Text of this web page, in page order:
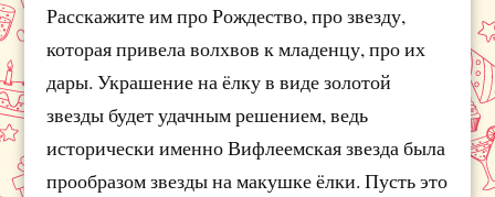
Расскажите им про Рождество, про звезду,
которая привела волхвов к младенцу, про их
дары. Украшение на ёлку в виде золотой
звезды будет удачным решением, ведь
исторически именно Вифлеемская звезда была
прообразом звезды на макушке ёлки. Пусть это